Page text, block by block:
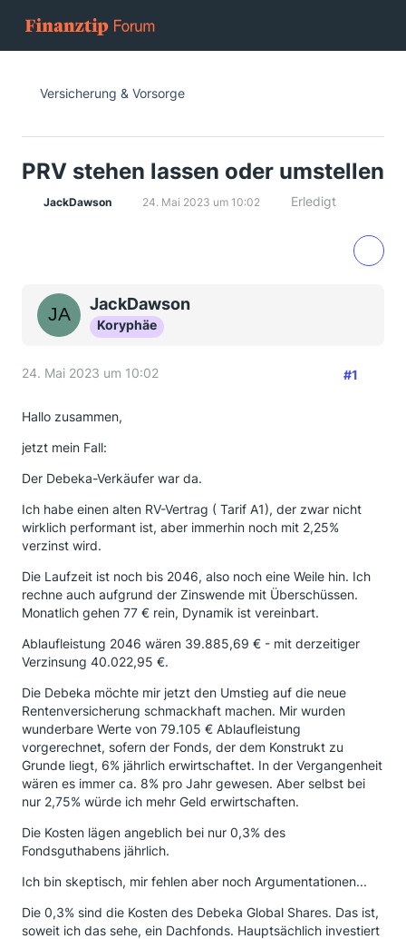
Versicherung & Vorsorge
PRV stehen lassen oder umstellen
JackDawson 24. Mai 2023 um 10:02 Erledigt
JackDawson
Koryphäe
24. Mai 2023 um 10:02 #1
Hallo zusammen,
jetzt mein Fall:
Der Debeka-Verkäufer war da.
Ich habe einen alten RV-Vertrag ( Tarif A1), der zwar nicht
wirklich performant ist, aber immerhin noch mit 2,25%
verzinst wird.
Die Laufzeit ist noch bis 2046, also noch eine Weile hin. Ich
rechne auch aufgrund der Zinswende mit Überschüssen.
Monatlich gehen 77 € rein, Dynamik ist vereinbart.
Ablaufleistung 2046 wären 39.885,69 € - mit derzeitiger
Verzinsung 40.022,95 €.
Die Debeka möchte mir jetzt den Umstieg auf die neue
Rentenversicherung schmackhaft machen. Mir wurden
wunderbare Werte von 79.105 € Ablaufleistung
vorgerechnet, sofern der Fonds, der dem Konstrukt zu
Grunde liegt, 6% jährlich erwirtschaftet. In der Vergangenheit
wären es immer ca. 8% pro Jahr gewesen. Aber selbst bei
nur 2,75% würde ich mehr Geld erwirtschaften.
Die Kosten lägen angeblich bei nur 0,3% des
Fondsguthabens jährlich.
Ich bin skeptisch, mir fehlen aber noch Argumentationen...
Die 0,3% sind die Kosten des Debeka Global Shares. Das ist,
soweit ich das sehe, ein Dachfonds. Hauptsächlich investiert